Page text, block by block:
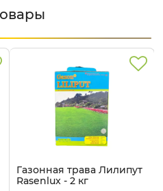
Газонная трава Лилипут
Rasenlux - 2 кг